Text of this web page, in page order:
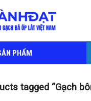
PHẨM
tagged “Gạch